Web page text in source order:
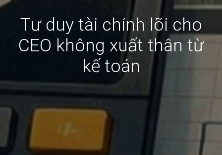
Tư duy tài chính lõi cho
CEO không xuất thân từ
kế toán